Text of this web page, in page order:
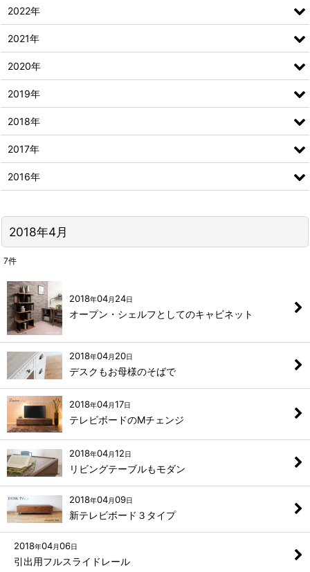
2018年4月
7件
2018年04月 24日
オープン・シェルフとしてのキャビネット
2018年04月 20日
デスクもお母様のそばで
2018年04月17日
テレビボードのMチェンジ
2018年04月12日
リビングテーブルもモダン
2018年04月09日
新テレビボード３タイプ
2018年04月06日
引出用フルスライドレール
2022年
2021年
2020年
2019年
2018年
2017年
2016年